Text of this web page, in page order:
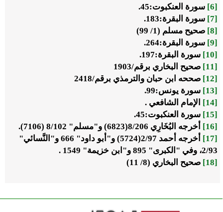
[6]
سورة العنكبوت:45.
[7]
سورة البقرة:183.
[8]
صحيح مسلم (1/ 99)
[9]
سورة البقرة:264.
[10]
سورة البقرة:197.
[11]
صحيح البخاري برقم/1903
[12]
صححه ابن حبان والترمذي برقم/2418
[13]
سورة يونس:99.
[14]
الإمام الشافعي .
[15]
سورة العنكبوت:45.
[16]
أخرجه البُخَارِي 8/206(6823) و"مسلم" 8/102 (7106).
[17]
أخرجه أحمد 2/97(5724) و"أبو داود" 666 و"النَّسائي"
2/93، وفي "الكبرى" 895 و"ابن خزيمة" 1549 .
[18]
صحيح البخاري (8/ 11)